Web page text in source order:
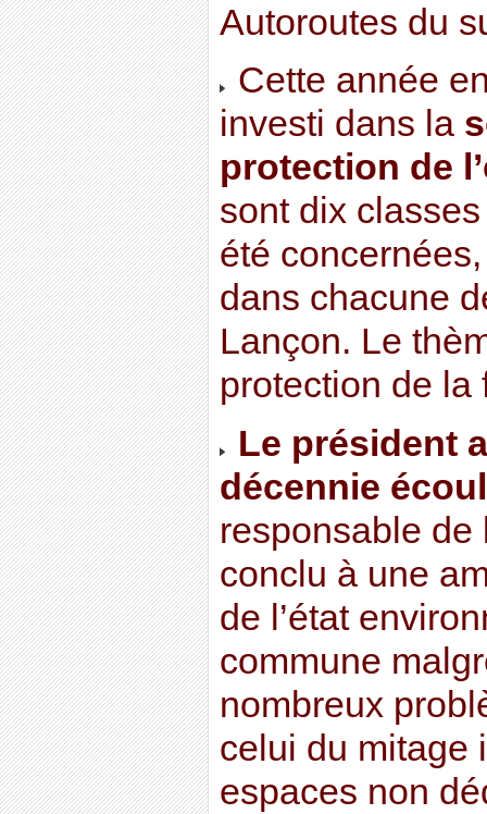
Autoroutes du
Cette année
investi dans la
protection de
sont dix
été
dans chacune
Lançon. Le
protection de la
Le président
décennie
responsable de
conclu à une
de l’état
commune
nombreux
celui du mitage
espaces non